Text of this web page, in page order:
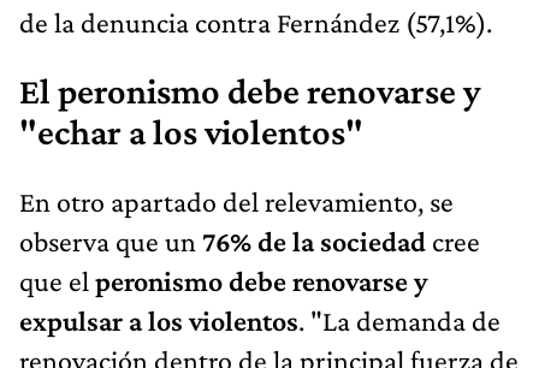
de la denuncia contra Fernández (57,1%).
El peronismo debe renovarse y
"echar a los violentos"
En otro apartado del relevamiento, se
observa que un 76% de la sociedad cree
que el peronismo debe renovarse y
expulsar a los violentos. "La demanda de
renovación dentro de la principal fuerza de